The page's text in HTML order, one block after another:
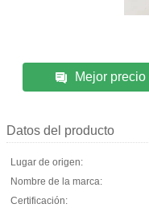
Mejor precio
Datos del producto
Lugar de origen:
Nombre de la marca:
Certificación: